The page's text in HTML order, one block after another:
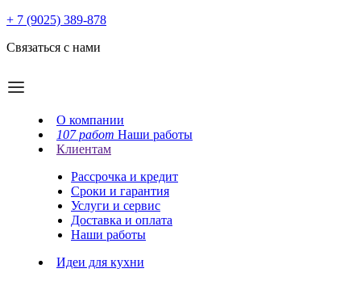
+ 7 (9025) 389-878
Связаться с нами
О компании
107 работ Наши работы
Клиентам
Рассрочка и кредит
Сроки и гарантия
Услуги и сервис
Доставка и оплата
Наши работы
Идеи для кухни